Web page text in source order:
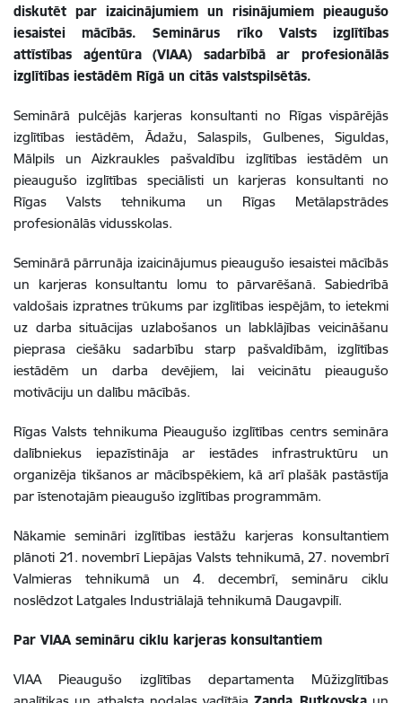
diskutēt par izaicinājumiem un risinājumiem pieaugušo
iesaistei mācībās. Seminārus rīko Valsts izglītības
attīstības aģentūra (VIAA) sadarbībā ar profesionālās
izglītības iestādēm Rīgā un citās valstspilsētās.
Seminārā pulcējās karjeras konsultanti no Rīgas vispārējās
izglītības iestādēm, Ādažu, Salaspils, Gulbenes, Siguldas,
Mālpils un Aizkraukles pašvaldību izglītības iestādēm un
pieaugušo izglītības speciālisti un karjeras konsultanti no
Rīgas Valsts tehnikuma un Rīgas Metālapstrādes
profesionālās vidusskolas.
Seminārā pārrunāja izaicinājumus pieaugušo iesaistei mācībās
un karjeras konsultantu lomu to pārvarēšanā. Sabiedrībā
valdošais izpratnes trūkums par izglītības iespējām, to ietekmi
uz darba situācijas uzlabošanos un labklājības veicināšanu
pieprasa ciešāku sadarbību starp pašvaldībām, izglītības
iestādēm un darba devējiem, lai veicinātu pieaugušo
motivāciju un dalību mācībās.
Rīgas Valsts tehnikuma Pieaugušo izglītības centrs semināra
dalībniekus iepazīstināja ar iestādes infrastruktūru un
organizēja tikšanos ar mācībspēkiem, kā arī plašāk pastāstīja
par īstenotajām pieaugušo izglītības programmām.
Nākamie semināri izglītības iestāžu karjeras konsultantiem
plānoti 21. novembrī Liepājas Valsts tehnikumā, 27. novembrī
Valmieras tehnikumā un 4. decembrī, semināru ciklu
noslēdzot Latgales Industriālajā tehnikumā Daugavpilī.
Par VIAA semināru ciklu karjeras konsultantiem
VIAA Pieaugušo izglītības departamenta Mūžizglītības